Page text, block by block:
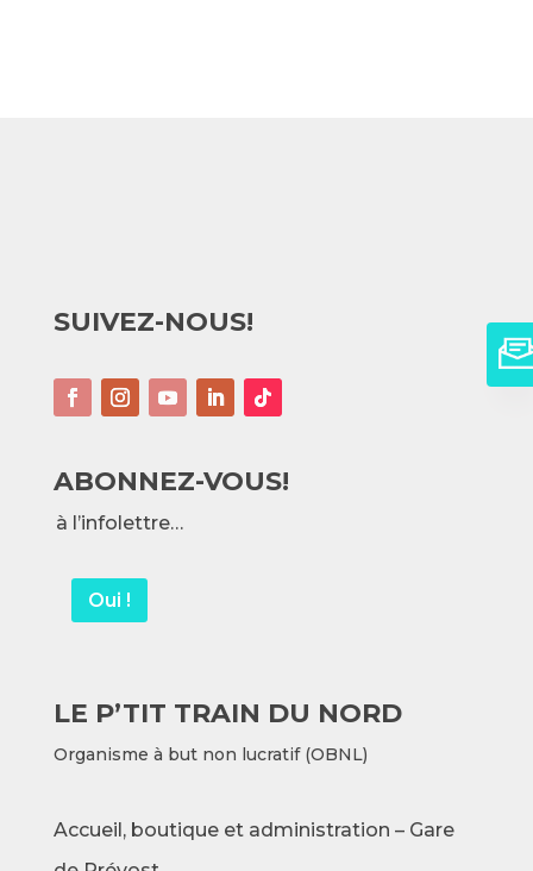
SUIVEZ-NOUS!
ABONNEZ-VOUS!
à l’infolettre…
Oui !
LE P’TIT TRAIN DU NORD
Organisme à but non lucratif (OBNL)
Accueil, boutique et administration – Gare